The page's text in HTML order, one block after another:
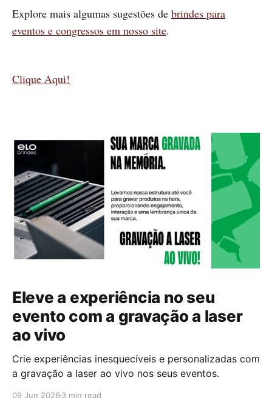
Explore mais algumas sugestões de brindes para
eventos e congressos em nosso site.
Clique Aqui!
Eleve a experiência no seu
evento com a gravação a laser
ao vivo
Crie experiências inesquecíveis e personalizadas com
a gravação a laser ao vivo nos seus eventos.
09 Jun 2026 3 min read